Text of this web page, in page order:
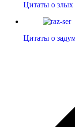
Цитаты о
Цитаты о